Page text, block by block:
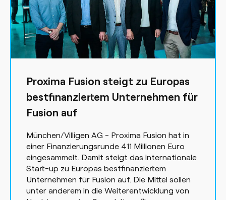
Proxima Fusion steigt zu Europas
bestfinanziertem Unternehmen für
Fusion auf
München/Villigen AG - Proxima Fusion hat in
einer Finanzierungsrunde 411 Millionen Euro
eingesammelt. Damit steigt das internationale
Start-up zu Europas bestfinanziertem
Unternehmen für Fusion auf. Die Mittel sollen
unter anderem in die Weiterentwicklung von